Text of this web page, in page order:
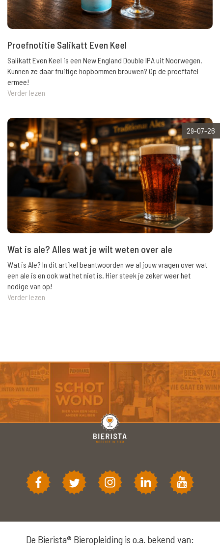
Proefnotitie Salikatt Even Keel
Salikatt Even Keel is een New England Double IPA uit Noorwegen.
Kunnen ze daar fruitige hopbommen brouwen? Op de proeftafel
ermee!
Verder lezen
29-07-26
Wat is ale? Alles wat je wilt weten over ale
Wat is Ale? In dit artikel beantwoorden we al jouw vragen over wat
een ale is en ook wat het niet is. Hier steek je zeker weer het
nodige van op!
Verder lezen
De Bierista® Bieropleiding is o.a. bekend van: